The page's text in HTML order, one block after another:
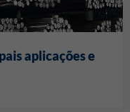
aplicações e